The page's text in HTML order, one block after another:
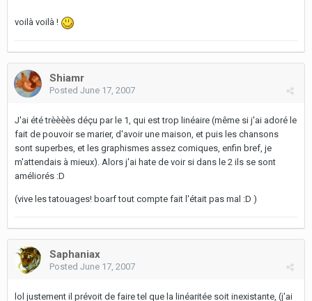
voilà voilà !
Shiamr
Posted June 17, 2007
J'ai été trèèèès déçu par le 1, qui est trop linéaire (même si j'ai adoré le
fait de pouvoir se marier, d'avoir une maison, et puis les chansons
sont superbes, et les graphismes assez comiques, enfin bref, je
m'attendais à mieux). Alors j'ai hate de voir si dans le 2 ils se sont
améliorés :D
(vive les tatouages! boarf tout compte fait l'était pas mal :D )
Saphaniax
Posted June 17, 2007
lol justement il prévoit de faire tel que la linéaritée soit inexistante, (j'ai